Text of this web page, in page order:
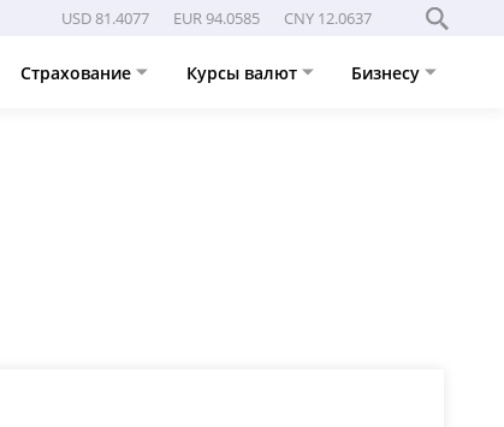
USD 81.4077 EUR 94.0585 CNY 12.0637
Страхование Курсы валют Бизнесу